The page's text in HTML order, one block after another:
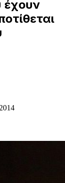
έχουν